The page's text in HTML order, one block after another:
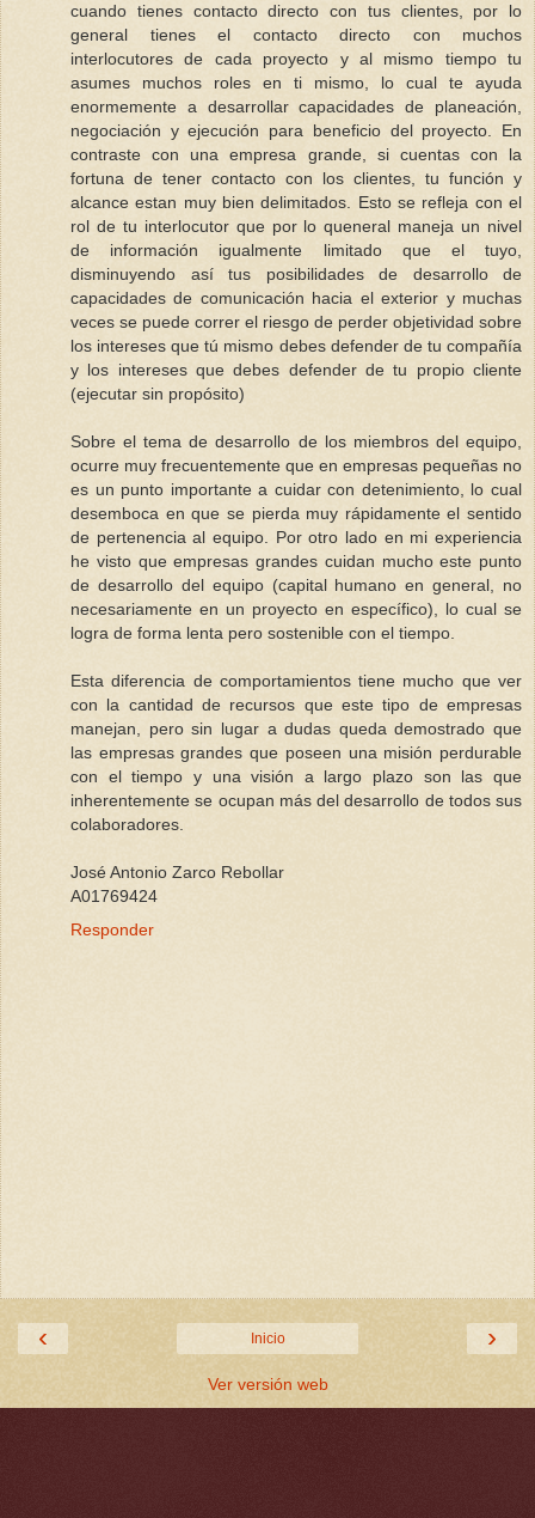
cuando tienes contacto directo con tus clientes, por lo
general tienes el contacto directo con muchos
interlocutores de cada proyecto y al mismo tiempo tu
asumes muchos roles en ti mismo, lo cual te ayuda
enormemente a desarrollar capacidades de planeación,
negociación y ejecución para beneficio del proyecto. En
contraste con una empresa grande, si cuentas con la
fortuna de tener contacto con los clientes, tu función y
alcance estan muy bien delimitados. Esto se refleja con el
rol de tu interlocutor que por lo queneral maneja un nivel
de información igualmente limitado que el tuyo,
disminuyendo así tus posibilidades de desarrollo de
capacidades de comunicación hacia el exterior y muchas
veces se puede correr el riesgo de perder objetividad sobre
los intereses que tú mismo debes defender de tu compañía
y los intereses que debes defender de tu propio cliente
(ejecutar sin propósito)
Sobre el tema de desarrollo de los miembros del equipo,
ocurre muy frecuentemente que en empresas pequeñas no
es un punto importante a cuidar con detenimiento, lo cual
desemboca en que se pierda muy rápidamente el sentido
de pertenencia al equipo. Por otro lado en mi experiencia
he visto que empresas grandes cuidan mucho este punto
de desarrollo del equipo (capital humano en general, no
necesariamente en un proyecto en específico), lo cual se
logra de forma lenta pero sostenible con el tiempo.
Esta diferencia de comportamientos tiene mucho que ver
con la cantidad de recursos que este tipo de empresas
manejan, pero sin lugar a dudas queda demostrado que
las empresas grandes que poseen una misión perdurable
con el tiempo y una visión a largo plazo son las que
inherentemente se ocupan más del desarrollo de todos sus
colaboradores.
José Antonio Zarco Rebollar
A01769424
Responder
‹ ›
Inicio
Ver versión web